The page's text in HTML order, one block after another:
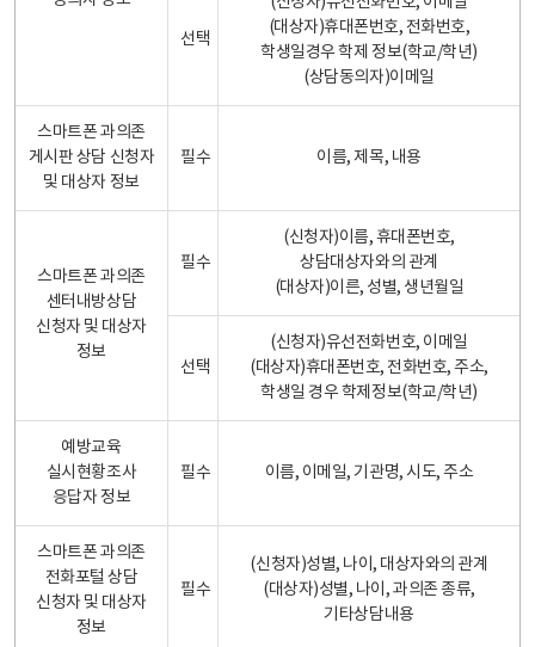
선택
(대상자)휴대폰번호, 전화번호,
학생일경우 학제 정보(학교/학년)
(상담동의자)이메일
스마트폰 과의존
게시판 상담 신청자
및 대상자 정보
필수 이름, 제목, 내용
스마트폰 과의존
센터내방상담
신청자 및 대상자
정보
필수
(신청자)이름, 휴대폰번호,
상담대상자와의 관계
(대상자)이른, 성별, 생년월일
선택
(신청자)유선전화번호, 이메일
(대상자)휴대폰번호, 전화번호, 주소,
학생일 경우 학제정보(학교/학년)
예방교육
실시현황조사
응답자 정보
필수 이름, 이메일, 기관명, 시도, 주소
스마트폰 과의존
전화포털 상담
신청자 및 대상자
정보
필수
(신청자)성별, 나이, 대상자와의 관계
(대상자)성별, 나이, 과의존 종류,
기타상담내용